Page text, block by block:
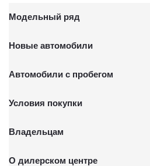
Модельный ряд
Новые автомобили
Автомобили с пробегом
Условия покупки
Владельцам
О дилерском центре